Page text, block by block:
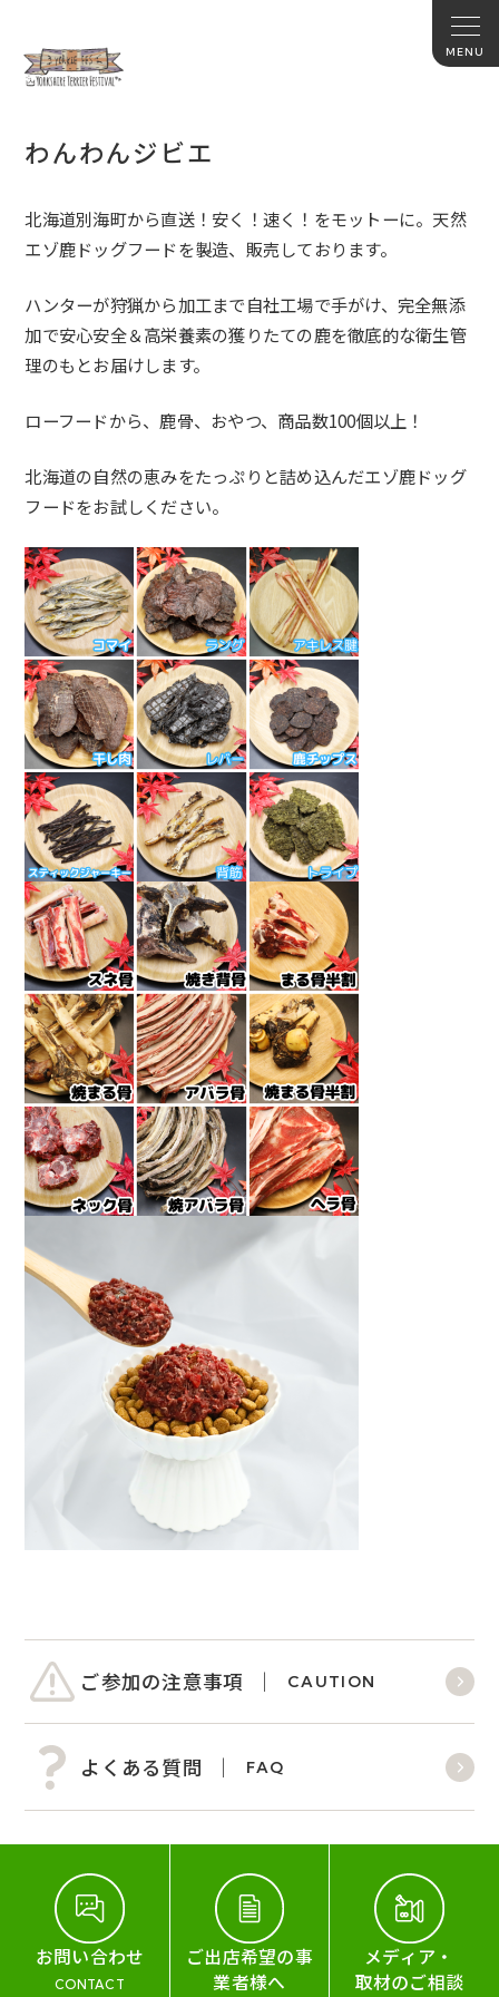
わんわんジビエ
北海道別海町から直送！安く！速く！をモットーに。 天然
エゾ鹿ドッグフードを製造、販売しております。
ハンターが狩猟から加工まで自社工場で手がけ、 完全無添
加で安心安全＆高栄養素の獲りたての鹿を徹底的な衛生管
理のもとお届けします。
ローフードから、鹿骨、おやつ、商品数100個以上！
北海道の自然の恵みをたっぷりと詰め込んだエゾ鹿ドッグ
フードをお試しください。
ご参加の注意事項 CAUTION
よくある質問 FAQ
お問い合わせ
CONTACT
ご出店希望の事
業者様へ
メディア・
取材のご相談